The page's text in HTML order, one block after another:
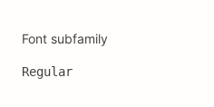
Font subfamily
Regular